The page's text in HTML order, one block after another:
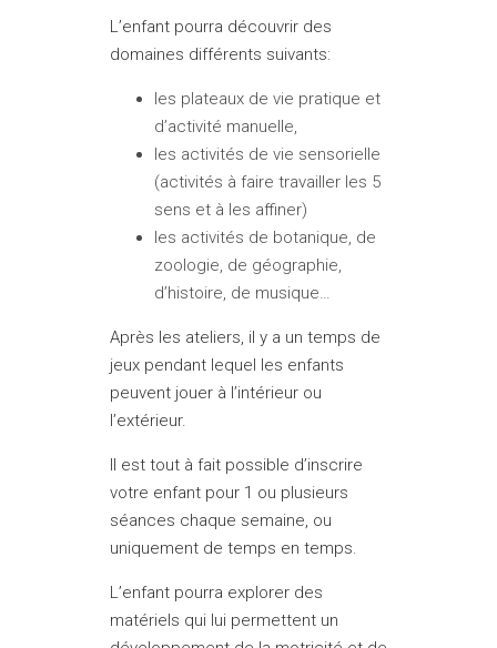
L’enfant pourra découvrir des
domaines différents suivants:
les plateaux de vie pratique et
d’activité manuelle,
les activités de vie sensorielle
(activités à faire travailler les 5
sens et à les affiner)
les activités de botanique, de
zoologie, de géographie,
d’histoire, de musique…
Après les ateliers, il y a un temps de
jeux pendant lequel les enfants
peuvent jouer à l’intérieur ou
l’extérieur.
Il est tout à fait possible d’inscrire
votre enfant pour 1 ou plusieurs
séances chaque semaine, ou
uniquement de temps en temps.
L’enfant pourra explorer des
matériels qui lui permettent un